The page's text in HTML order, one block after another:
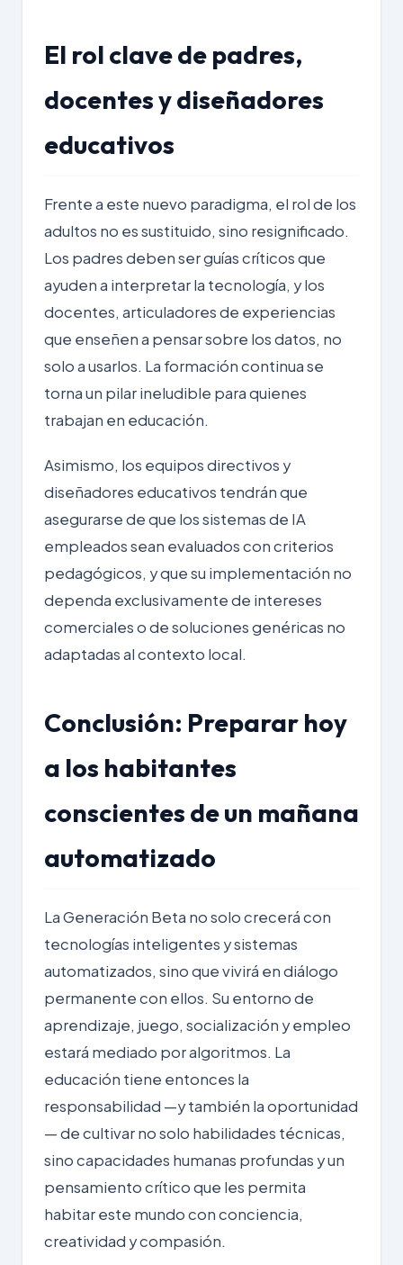
El rol clave de padres,
docentes y diseñadores
educativos
Frente a este nuevo paradigma, el rol de los
adultos no es sustituido, sino resignificado.
Los padres deben ser guías críticos que
ayuden a interpretar la tecnología, y los
docentes, articuladores de experiencias
que enseñen a pensar sobre los datos, no
solo a usarlos. La formación continua se
torna un pilar ineludible para quienes
trabajan en educación.
Asimismo, los equipos directivos y
diseñadores educativos tendrán que
asegurarse de que los sistemas de IA
empleados sean evaluados con criterios
pedagógicos, y que su implementación no
dependa exclusivamente de intereses
comerciales o de soluciones genéricas no
adaptadas al contexto local.
Conclusión: Preparar hoy
a los habitantes
conscientes de un mañana
automatizado
La Generación Beta no solo crecerá con
tecnologías inteligentes y sistemas
automatizados, sino que vivirá en diálogo
permanente con ellos. Su entorno de
aprendizaje, juego, socialización y empleo
estará mediado por algoritmos. La
educación tiene entonces la
responsabilidad —y también la oportunidad
— de cultivar no solo habilidades técnicas,
sino capacidades humanas profundas y un
pensamiento crítico que les permita
habitar este mundo con conciencia,
creatividad y compasión.